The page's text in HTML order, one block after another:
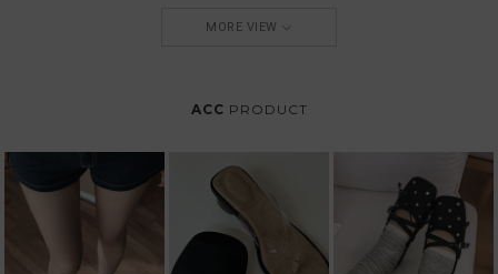
MORE VIEW
ACC PRODUCT